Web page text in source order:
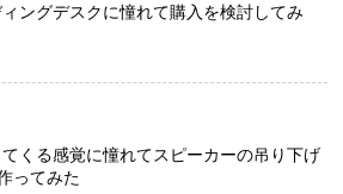
ィングデスクに憧れて購入を検討してみ
くる感覚に憧れてスピーカーの吊り下げ
ってみた